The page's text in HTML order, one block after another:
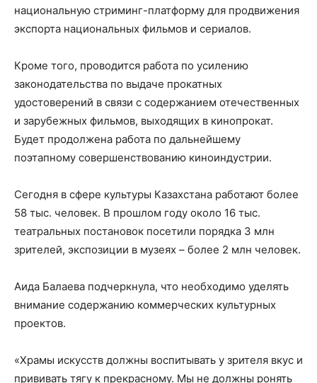
национальную стриминг-платформу для продвижения
экспорта национальных фильмов и сериалов.
Кроме того, проводится работа по усилению
законодательства по выдаче прокатных
удостоверений в связи с содержанием отечественных
и зарубежных фильмов, выходящих в кинопрокат.
Будет продолжена работа по дальнейшему
поэтапному совершенствованию киноиндустрии.
Сегодня в сфере культуры Казахстана работают более
58 тыс. человек. В прошлом году около 16 тыс.
театральных постановок посетили порядка 3 млн
зрителей, экспозиции в музеях – более 2 млн человек.
Аида Балаева подчеркнула, что необходимо уделять
внимание содержанию коммерческих культурных
проектов.
«Храмы искусств должны воспитывать у зрителя вкус и
прививать тягу к прекрасному. Мы не должны ронять